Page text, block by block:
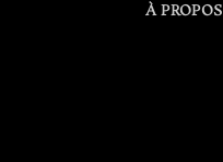
À PROPOS